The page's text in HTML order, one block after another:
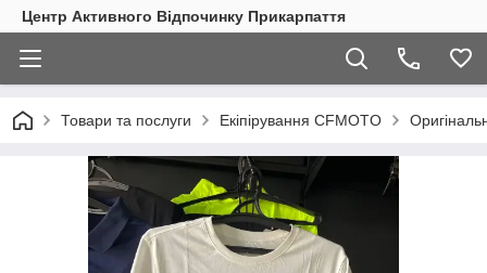
Центр Активного Відпочинку Прикарпаття
Товари та послуги Екіпірування CFMOTO